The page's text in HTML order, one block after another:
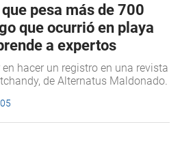
pesa más de 700
que ocurrió en playa
a expertos
hacer un registro en una revista
de Alternatus Maldonado.